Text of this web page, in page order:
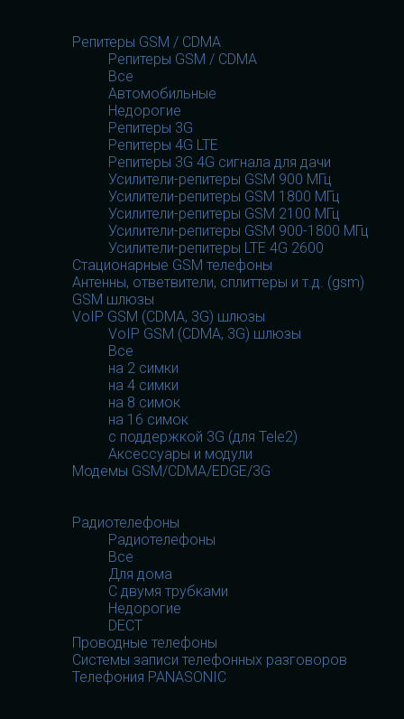
Репитеры GSM / CDMA
Репитеры GSM / CDMA
Все
Автомобильные
Недорогие
Репитеры 3G
Репитеры 4G LTE
Репитеры 3G 4G сигнала для дачи
Усилители-репитеры GSM 900 МГц
Усилители-репитеры GSM 1800 МГц
Усилители-репитеры GSM 2100 МГц
Усилители-репитеры GSM 900-1800 МГц
Усилители-репитеры LTE 4G 2600
Стационарные GSM телефоны
Антенны, ответвители, сплиттеры и т.д. (gsm)
GSM шлюзы
VoIP GSM (CDMA, 3G) шлюзы
VoIP GSM (CDMA, 3G) шлюзы
Все
на 2 симки
на 4 симки
на 8 симок
на 16 симок
с поддержкой 3G (для Tele2)
Аксессуары и модули
Модемы GSM/CDMA/EDGE/3G
Радиотелефоны
Радиотелефоны
Все
Для дома
С двумя трубками
Недорогие
DECT
Проводные телефоны
Системы записи телефонных разговоров
Телефония PANASONIC